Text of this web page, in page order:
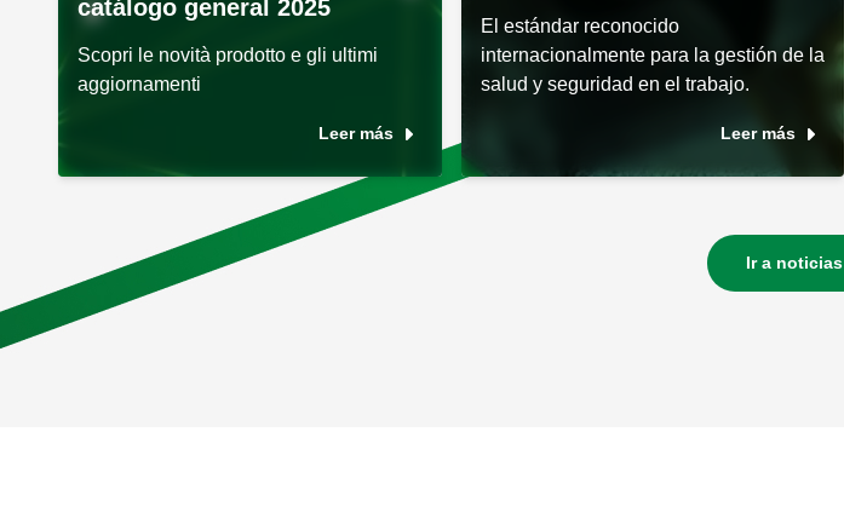
catálogo general 2025
Scopri le novità prodotto e gli ultimi
aggiornamenti
Leer más
El estándar reconocido
internacionalmente para la gestión de la
salud y seguridad en el trabajo.
Leer más
Ir a noticias